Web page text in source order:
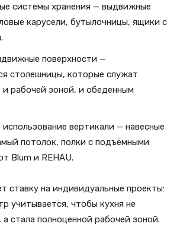
системы хранения — выдвижные
карусели, бутылочницы, ящики с
поверхности —
столешницы, которые служат
рабочей зоной, и обеденным
вертикали — навесные
потолок, полки с подъёмными
Blum и REHAU.
ставку на индивидуальные проекты:
учитывается, чтобы кухня не
стала полноценной рабочей зоной.